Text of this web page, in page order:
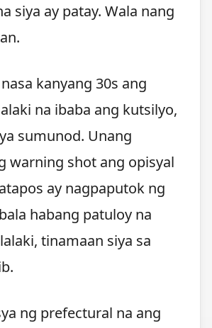
siya ay patay. Wala nang
kanyang 30s ang
na ibaba ang kutsilyo,
sumunod. Unang
warning shot ang opisyal
ay nagpaputok ng
habang patuloy na
tinamaan siya sa
ng prefectural na ang